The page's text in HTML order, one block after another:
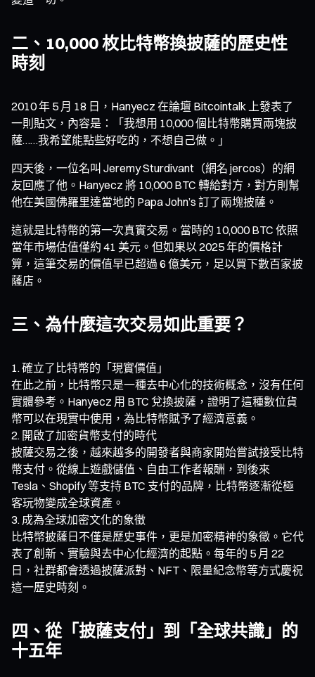
二、10,000 枚比特幣換披薩的歷史性
時刻
2010 年 5 月 18 日，Hanyecz 在論壇 Bitcointalk 上發表了
一則貼文，內容是：「我想用 10,000 個比特幣購買兩塊披
薩……我希望能點些好吃的，不想自己做。」
四天後，一位名叫 Jeremy Sturdivant（網名 jercos）的網
友回應了他。Hanyecz 將 10,000 BTC 轉給對方，對方則幫
他在美國佛羅里達當地的 Papa John’s 訂了兩塊披薩。
這就是比特幣的第一次真實交易。當時的 10,000 BTC 依照
當年市場估值僅約 41 美元。但如果以 2025 年的價格計
算，這筆交易的價值早已超過 6 億美元，足以買下數百家披
薩店。
三、為什麼這次交易如此重要？
確立了比特幣的「現實價值」
在此之前，比特幣只是一種去中心化的技術概念，沒有任何
實體參考。Hanyecz 用 BTC 兌換披薩，證明了這種數位貨
幣可以在現實中使用，為比特幣賦予了經濟意義。
開啟了加密貨幣支付的時代
披薩交易之後，越來越多的開發者與商家開始嘗試接受比特
幣支付。從線上遊戲儲值、自由工作者報酬，到後來
Tesla、Shopify 等支持 BTC 支付的品牌，比特幣逐漸從極
客玩物變成全球資產。
成為全球加密文化的象徵
比特幣披薩日不僅是歷史事件，更是加密精神的象徵。它代
表了創新、實驗與去中心化經濟的起點。每年的 5 月 22
日，社群都會透過披薩派對、NFT、限量紀念幣等方式慶祝
這一歷史時刻。
四、從「披薩支付」到「全球共識」的
十五年